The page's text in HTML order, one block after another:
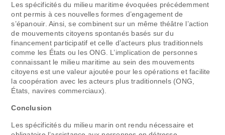
Les spécificités du milieu maritime évoquées précédemment
ont permis à ces nouvelles formes d’engagement de
s’épanouir. Ainsi, se combinent sur un même théâtre l’action
de mouvements citoyens spontanés basés sur du
financement participatif et celle d’acteurs plus traditionnels
comme les États ou les ONG. L’implication de personnes
connaissant le milieu maritime au sein des mouvements
citoyens est une valeur ajoutée pour les opérations et facilite
la coopération avec les acteurs plus traditionnels (ONG,
États, navires commerciaux).
Conclusion
Les spécificités du milieu marin ont rendu nécessaire et